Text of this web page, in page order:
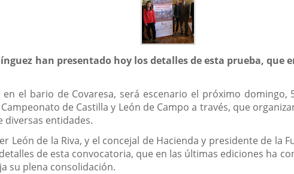
han presentado hoy los detalles de esta prueba, que
el bario de Covaresa, será escenario el próximo domingo,
de Castilla y León de Campo a través, que
diversas entidades.
León de la Riva, y el concejal de Hacienda y presidente de la
de esta convocatoria, que en las últimas ediciones ha
su plena consolidación.